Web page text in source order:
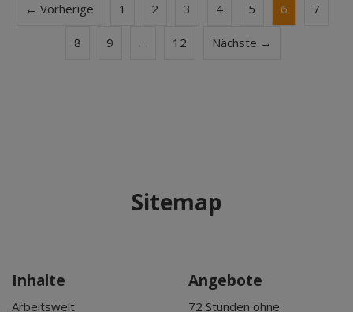
← Vorherige 1 2 3 4 5 6 7
8 9 12 Nächste →
Sitemap
Inhalte
Arbeitswelt
Angebote
72 Stunden ohne